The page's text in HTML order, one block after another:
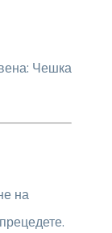
Чешка
на